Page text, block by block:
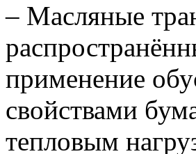
– Масляные
применение
свойствами
тепловым